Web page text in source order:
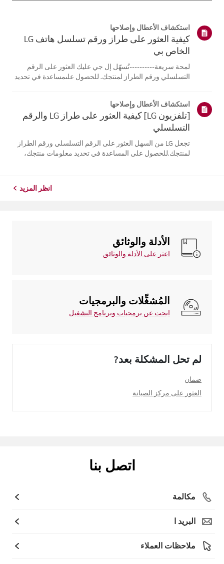
استكشاف الأعطال وإصلاحها
كيفية العثور على طراز ورقم تسلسل هاتف LG
الخاص بي
لمحة سريعة----------تُسهّل إل جي عليك العثور على الرقم
التسلسلي ورقم الطراز لمنتجك. للحصول علىمساعدة في تحديد
تختلف الصور أو ا...
استكشاف الأعطال وإصلاحها
[تلفزيون LG] كيفية العثور على طراز LG والرقم
التسلسلي
تجعل LG من السهل العثور على الرقم التسلسلي ورقم الطراز
لمنتجك.للحصول على المساعدة في تحديد معلومات منتجك،
انظر المزيد
الأدلة والوثائق
اعثر على الأدلة والوثائق
المُشغِّلات والبرمجيات
ابحث عن برمجيات وبرنامج التشغيل
لم تحل المشكلة بعد?
ضمان
العثور على مركز الصيانة
اتصل بنا
مكالمة
البريد ا
ملاحظات العملاء